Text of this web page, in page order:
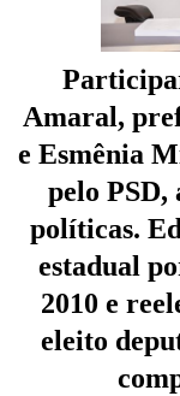
Amaral,
e Esmênia
pelo PSD,
políticas.
estadual
2010 e
eleito